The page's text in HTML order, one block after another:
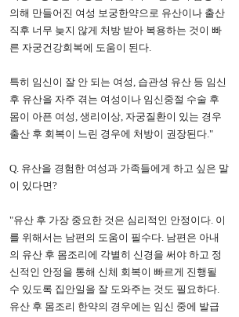
의해 만들어진 여성 보궁한약으로 유산이나 출산
직후 너무 늦지 않게 처방 받아 복용하는 것이 빠
른 자궁건강회복에 도움이 된다.
특히 임신이 잘 안 되는 여성, 습관성 유산 등 임신
후 유산을 자주 겪는 여성이나 임신중절 수술 후
몸이 아픈 여성, 생리이상, 자궁질환이 있는 경우
출산 후 회복이 느린 경우에 처방이 권장된다."
Q. 유산을 경험한 여성과 가족들에게 하고 싶은 말
이 있다면?
"유산 후 가장 중요한 것은 심리적인 안정이다. 이
를 위해서는 남편의 도움이 필수다. 남편은 아내
의 유산 후 몸조리에 각별히 신경을 써야 하고 정
신적인 안정을 통해 신체 회복이 빠르게 진행될
수 있도록 집안일을 잘 도와주는 것도 필요하다.
유산 후 몸조리 한약의 경우에는 임신 중에 발급